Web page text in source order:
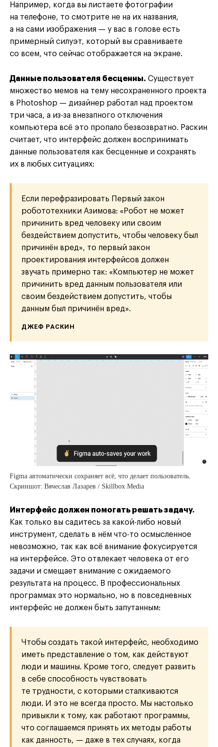
Например, когда вы листаете фотографии
на телефоне, то смотрите не на их названия,
а на сами изображения — у вас в голове есть
примерный силуэт, который вы сравниваете
со всем, что сейчас отображается на экране.
Данные пользователя бесценны. Существует
множество мемов на тему несохраненного проекта
в Photoshop — дизайнер работал над проектом
три часа, а из-за внезапного отключения
компьютера всё это пропало безвозвратно. Раскин
считает, что интерфейс должен воспринимать
данные пользователя как бесценные и сохранять
их в любых ситуациях:
Если перефразировать Первый закон
робототехники Азимова: «Робот не может
причинить вред человеку или своим
бездействием допустить, чтобы человеку был
причинён вред», то первый закон
проектирования интерфейсов должен
звучать примерно так: «Компьютер не может
причинить вред данным пользователя или
своим бездействием допустить, чтобы
данным был причинён вред».
ДЖЕФ РАСКИН
Figma автоматически сохраняет всё, что делает пользователь.
Скриншот: Вячеслав Лазарев / Skillbox Media
Интерфейс должен помогать решать задачу.
Как только вы садитесь за какой-либо новый
инструмент, сделать в нём что-то осмысленное
невозможно, так как всё внимание фокусируется
на интерфейсе. Это отвлекает человека от его
задачи и смещает внимание с ожидаемого
результата на процесс. В профессиональных
программах это нормально, но в повседневных
интерфейс не должен быть запутанным:
Чтобы создать такой интерфейс, необходимо
иметь представление о том, как действуют
люди и машины. Кроме того, следует развить
в себе способность чувствовать
те трудности, с которыми сталкиваются
люди. И это не всегда просто. Мы настолько
привыкли к тому, как работают программы,
что соглашаемся принять их методы работы
как данность, — даже в тех случаях, когда